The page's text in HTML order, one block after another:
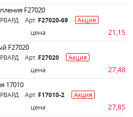
F27020
Арт. F27020-69 Акция
цена 21,15
F27020
Арт. F27020 Акция
цена 27,48
17010
Арт. F17010-2 Акция
цена 27,85